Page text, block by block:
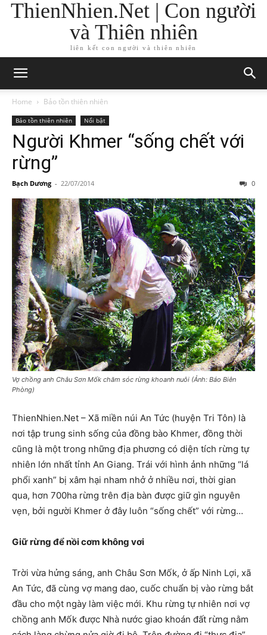
ThienNhien.Net | Con người
và Thiên nhiên
liên kết con người và thiên nhiên
Home Bảo tồn thiên nhiên
Bảo tồn thiên nhiên Nổi bật
Người Khmer “sống chết với
rừng”
Bạch Dương - 22/07/2014 0
Vợ chồng anh Châu Sơn Mốk chăm sóc rừng khoanh nuôi (Ảnh: Báo Biên
Phòng)
ThienNhien.Net – Xã miền núi An Tức (huyện Tri Tôn) là
nơi tập trung sinh sống của đồng bào Khmer, đồng thời
cũng là một trong những địa phương có diện tích rừng tự
nhiên lớn nhất tỉnh An Giang. Trái với hình ảnh những “lá
phổi xanh” bị xâm hại nham nhở ở nhiều nơi, thời gian
qua, hơn 700ha rừng trên địa bàn được giữ gìn nguyên
vẹn, bởi người Khmer ở đây luôn “sống chết” với rừng…
Giữ rừng để nồi cơm không vơi
Trời vừa hửng sáng, anh Châu Sơn Mốk, ở ấp Ninh Lợi, xã
An Tức, đã cùng vợ mang dao, cuốc chuẩn bị vào rừng bắt
đầu cho một ngày làm việc mới. Khu rừng tự nhiên nơi vợ
chồng anh Mốk được Nhà nước giao khoán đất rừng nằm